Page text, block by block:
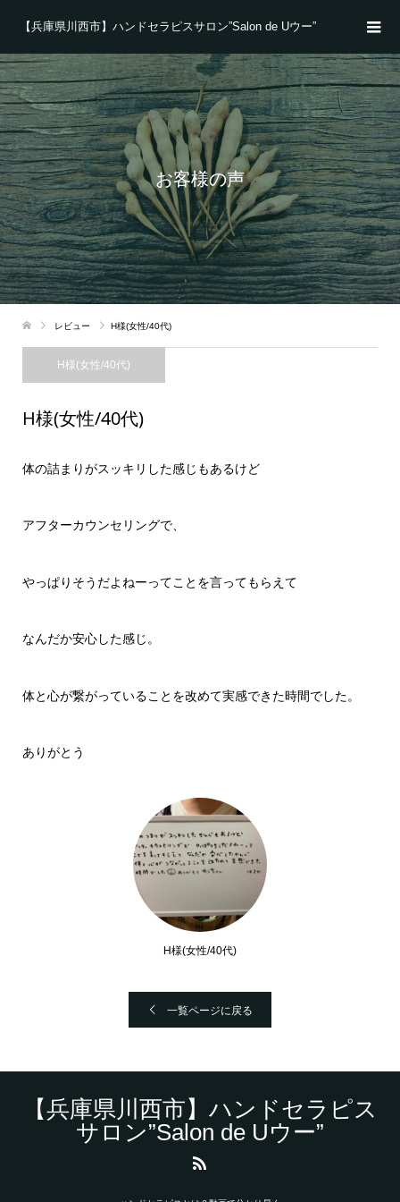
【兵庫県川西市】ハンドセラピスサロン”Salon de Uウー”
お客様の声
レビュー H様(女性/40代)
H様(女性/40代)
H様(女性/40代)
体の詰まりがスッキリした感じもあるけど
アフターカウンセリングで、
やっぱりそうだよねーってことを言ってもらえて
なんだか安心した感じ。
体と心が繋がっていることを改めて実感できた時間でした。
ありがとう
H様(女性/40代)
一覧ページに戻る
【兵庫県川西市】ハンドセラピス
サロン”Salon de Uウー”